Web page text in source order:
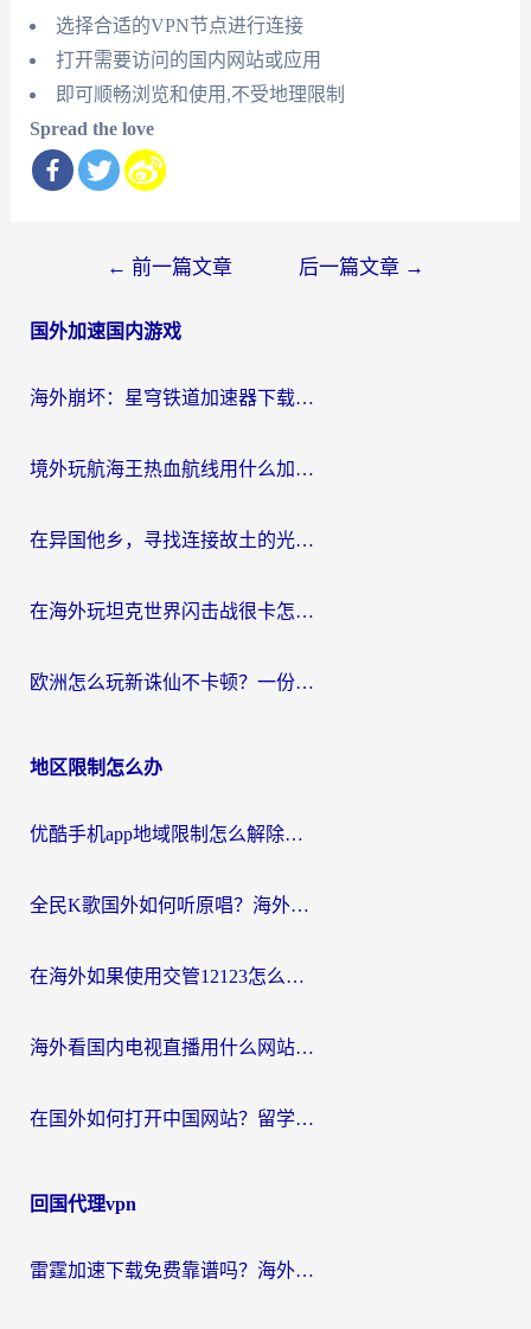
选择合适的VPN节点进行连接
打开需要访问的国内网站或应用
即可顺畅浏览和使用,不受地理限制
Spread the love
导
← 前一篇文章 后一篇文章 →
国外加速国内游戏
海外崩坏：星穹铁道加速器下载安装：一份给游子的终极网络指南
境外玩航海王热血航线用什么加速器？2026海外玩家实测最优方案（附欧洲问道堡垒前线加速技巧）
在异国他乡，寻找连接故土的光明大陆免费加速器
在海外玩坦克世界闪击战很卡怎么办？老玩家亲测有效的加速器选择指南
欧洲怎么玩新诛仙不卡顿？一份给海外游子的国服游戏畅玩指南
地区限制怎么办
优酷手机app地域限制怎么解除？海外党亲测有效的追剧方案
全民K歌国外如何听原唱？海外党亲测有效的回国加速器选择指南
在海外如果使用交管12123怎么处理？留学生亲测有效的回国加速方案
海外看国内电视直播用什么网站比较好？一篇解决你所有追剧难题的实用指南
在国外如何打开中国网站？留学生与海外华人的无缝访问指南
回国代理vpn
雷霆加速下载免费靠谱吗？海外党选回国加速器的避坑指南（附热门工具对比）